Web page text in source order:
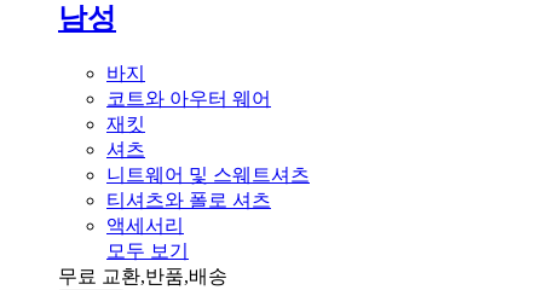
남성
바지
코트와 아우터 웨어
재킷
셔츠
니트웨어 및 스웨트셔츠
티셔츠와 폴로 셔츠
액세서리
모두 보기
무료 교환,반품,배송